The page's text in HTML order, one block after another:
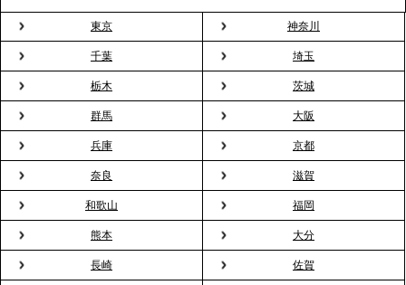
ドブルが紹介されました
2026.3.23
プレスリリースのご案内｜入社式の“そのまま懇親
会”が企業で広がる。 新入社員の交流を支える『オフ
ィスケータリング』という新しい活用法
2026.3.20
NHK「ニュースウオッチ9」で、2ndTable「室内花
見」が紹介されました
2026.3.16
東京 神奈川
千葉 埼玉
栃木 茨城
群馬 大阪
兵庫 京都
奈良 滋賀
和歌山 福岡
熊本 大分
長崎 佐賀